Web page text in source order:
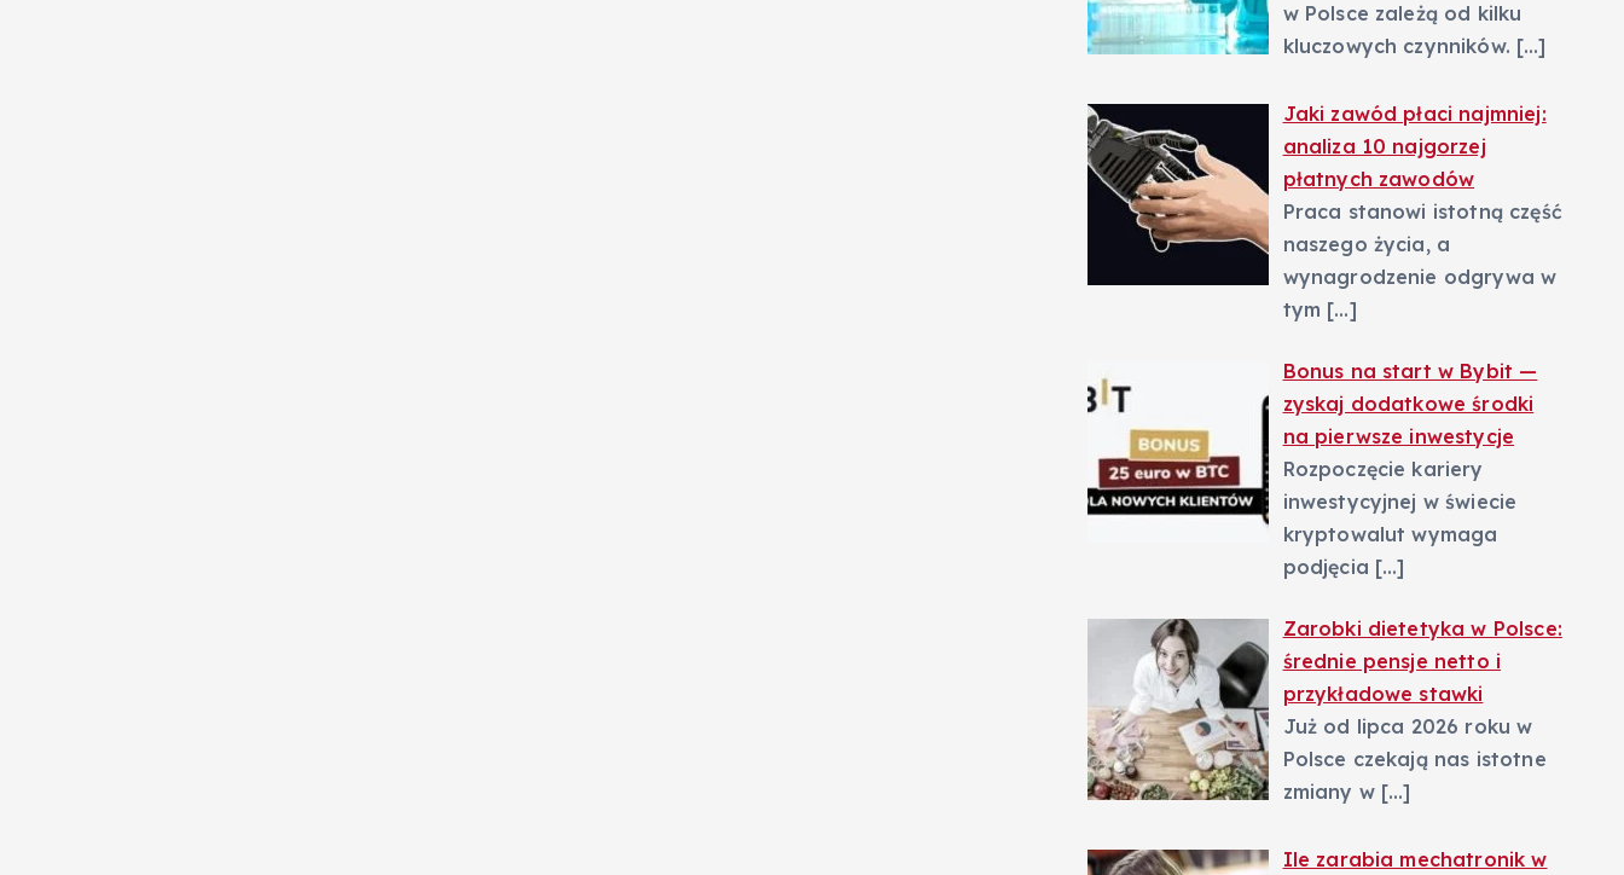
w Polsce zależą od kilku
kluczowych czynników. […]
Jaki zawód płaci najmniej:
analiza 10 najgorzej
płatnych zawodów
Praca stanowi istotną część
naszego życia, a
wynagrodzenie odgrywa w
tym […]
Bonus na start w Bybit —
zyskaj dodatkowe środki
na pierwsze inwestycje
Rozpoczęcie kariery
inwestycyjnej w świecie
kryptowalut wymaga
podjęcia […]
Zarobki dietetyka w Polsce:
średnie pensje netto i
przykładowe stawki
Już od lipca 2026 roku w
Polsce czekają nas istotne
zmiany w […]
Ile zarabia mechatronik w